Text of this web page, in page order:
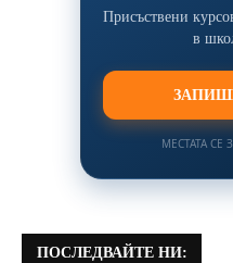
Присъствени
в
МЕСТАТА СЕ
ПОСЛЕДВАЙТЕ НИ: